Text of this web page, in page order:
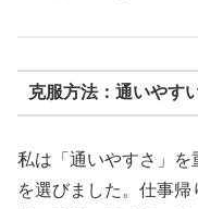
克服方法：通いやす
私は「通いやすさ」を
を選びました。仕事帰